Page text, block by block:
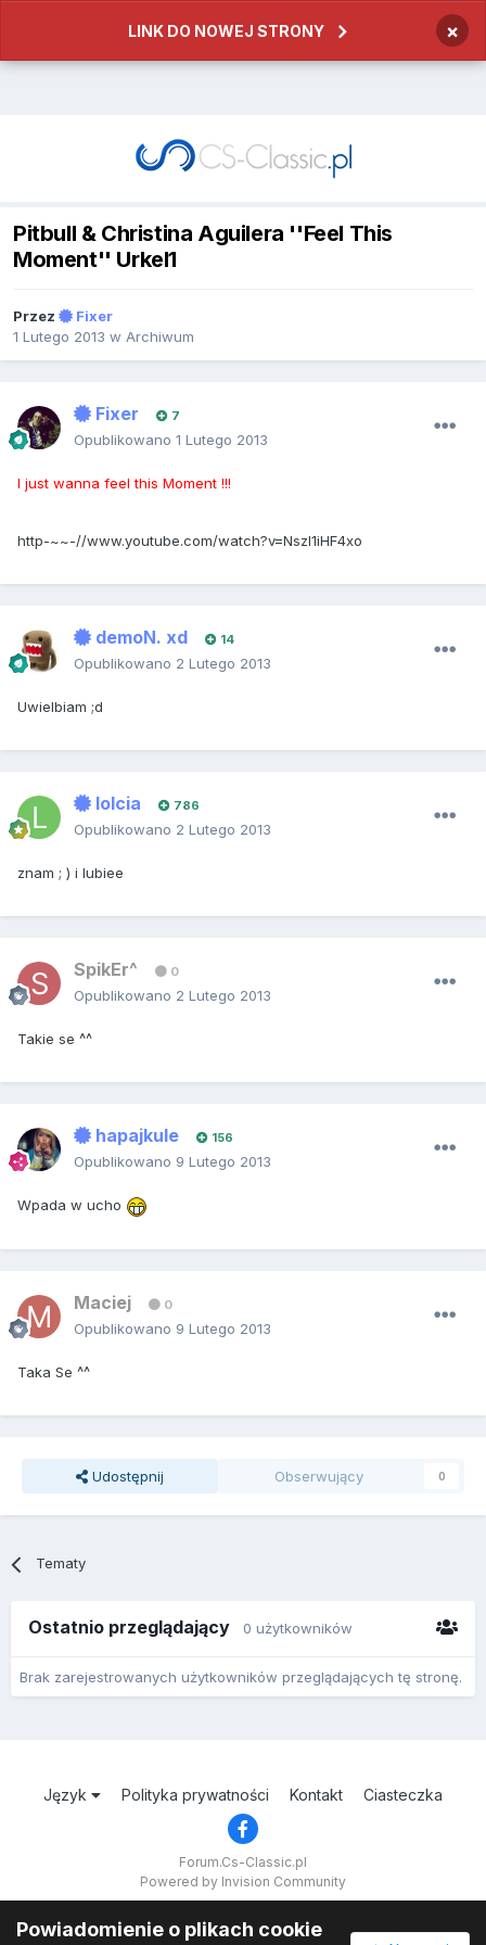
LINK DO NOWEJ STRONY ×
Pitbull & Christina Aguilera ''Feel This
Moment'' Urkel1
Przez
Fixer
1 Lutego 2013 w Archiwum
Fixer 7
Opublikowano 1 Lutego 2013
I just wanna feel this Moment !!!
http-~~-//www.youtube.com/watch?v=Nszl1iHF4xo
demoN. xd 14
Opublikowano 2 Lutego 2013
Uwielbiam ;d
lolcia 786
Opublikowano 2 Lutego 2013
znam ; ) i lubiee
SpikEr^ 0
Opublikowano 2 Lutego 2013
Takie se ^^
hapajkule 156
Opublikowano 9 Lutego 2013
Wpada w ucho
Maciej 0
Opublikowano 9 Lutego 2013
Taka Se ^^
Udostępnij Obserwujący 0
Tematy
Ostatnio przeglądający 0 użytkowników
Brak zarejestrowanych użytkowników przeglądających tę stronę.
Język Polityka prywatności Kontakt Ciasteczka
Forum.Cs-Classic.pl
Powered by Invision Community
Powiadomienie o plikach cookie